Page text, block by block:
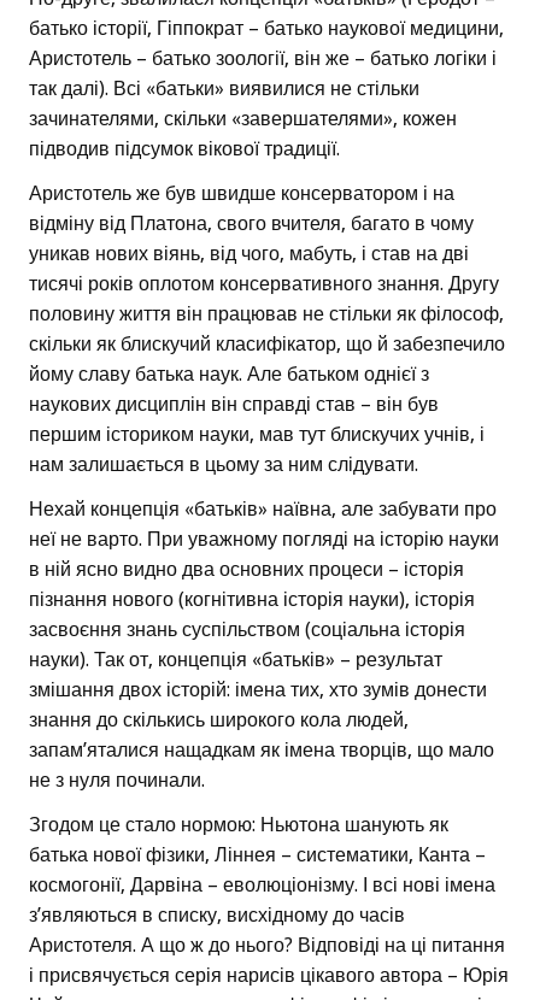
батько історії, Гіппократ – батько наукової медицини,
Аристотель – батько зоології, він же – батько логіки і
так далі). Всі «батьки» виявилися не стільки
зачинателями, скільки «завершателями», кожен
підводив підсумок вікової традиції.
Аристотель же був швидше консерватором і на
відміну від Платона, свого вчителя, багато в чому
уникав нових віянь, від чого, мабуть, і став на дві
тисячі років оплотом консервативного знання. Другу
половину життя він працював не стільки як філософ,
скільки як блискучий класифікатор, що й забезпечило
йому славу батька наук. Але батьком однієї з
наукових дисциплін він справді став – він був
першим істориком науки, мав тут блискучих учнів, і
нам залишається в цьому за ним слідувати.
Нехай концепція «батьків» наївна, але забувати про
неї не варто. При уважному погляді на історію науки
в ній ясно видно два основних процеси – історія
пізнання нового (когнітивна історія науки), історія
засвоєння знань суспільством (соціальна історія
науки). Так от, концепція «батьків» – результат
змішання двох історій: імена тих, хто зумів донести
знання до скількись широкого кола людей,
запам’яталися нащадкам як імена творців, що мало
не з нуля починали.
Згодом це стало нормою: Ньютона шанують як
батька нової фізики, Ліннея – систематики, Канта –
космогонії, Дарвіна – еволюціонізму. І всі нові імена
з’являються в списку, висхідному до часів
Аристотеля. А що ж до нього? Відповіді на ці питання
і присвячується серія нарисів цікавого автора – Юрія